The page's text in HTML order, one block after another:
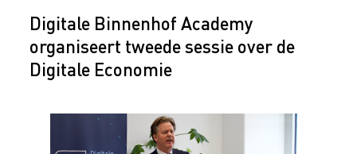
Digitale Binnenhof Academy
organiseert tweede sessie over de
Digitale Economie